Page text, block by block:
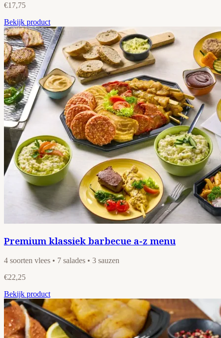
€17,75
Bekijk product
Premium klassiek barbecue a-z menu
4 soorten vlees • 7 salades • 3 sauzen
€22,25
Bekijk product